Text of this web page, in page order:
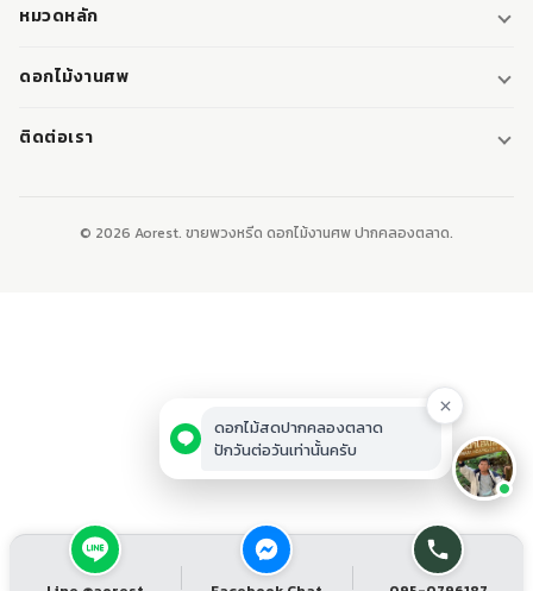
หมวดหลัก
พวงหรีด
พวงหรีดมาลา
หรีดหนังสือ
ดอกไม้งานศพ
ดอกไม้หน้าศพ
ติดต่อเรา
© 2026 Aorest. ขายพวงหรีด ดอกไม้งานศพ ปากคลองตลาด.